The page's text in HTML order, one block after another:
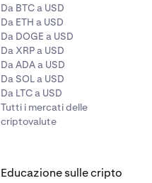
Da BTC a USD
Da ETH a USD
Da DOGE a USD
Da XRP a USD
Da ADA a USD
Da SOL a USD
Da LTC a USD
Tutti i mercati delle
criptovalute
Educazione sulle cripto